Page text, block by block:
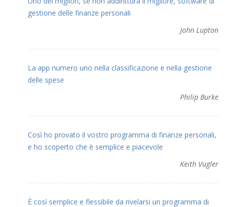
gestione delle finanze personali
John Lupton
La app numero uno nella classificazione e nella gestione
delle spese
Philip Burke
Così ho provato il vostro programma di finanze personali,
e ho scoperto che è semplice e piacevole
Keith Vugler
È così semplice e flessibile da rivelarsi un programma di